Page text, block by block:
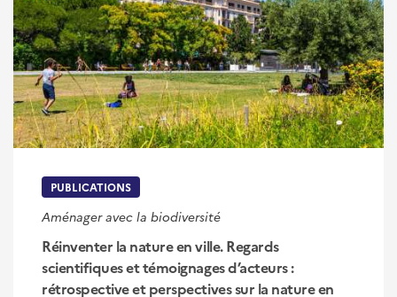
PUBLICATIONS
Aménager avec la biodiversité
Réinventer la nature en ville. Regards
scientifiques et témoignages d’acteurs :
rétrospective et perspectives sur la nature en